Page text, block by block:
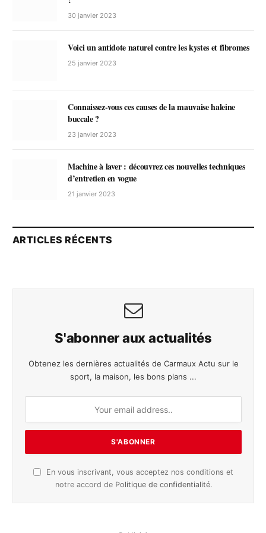
30 janvier 2023
Voici un antidote naturel contre les kystes et fibromes
25 janvier 2023
Connaissez-vous ces causes de la mauvaise haleine
buccale ?
23 janvier 2023
Machine à laver : découvrez ces nouvelles techniques
d’entretien en vogue
21 janvier 2023
ARTICLES RÉCENTS
S'abonner aux actualités
Obtenez les dernières actualités de Carmaux Actu sur le
sport, la maison, les bons plans ...
En vous inscrivant, vous acceptez nos conditions et
notre accord de Politique de confidentialité.